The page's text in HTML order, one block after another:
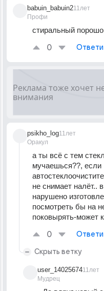
babuin_babuin2
Профи
11лет
стиральный
0
psikho_log
Оракул
11лет
а ты всё с тем
мучаешься??, если
не снимает налёт..
нарушено
посмотреть бы на
поковырять-может
0
Скрыть ветку
user_14025674
Мудрец
11лет